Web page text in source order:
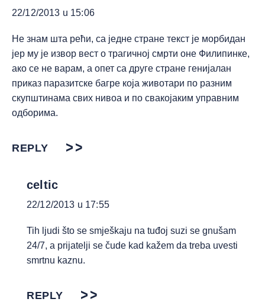
22/12/2013 u 15:06
Не знам шта рећи, са једне стране текст је морбидан
јер му је извор вест о трагичној смрти оне Филипинке,
ако се не варам, а опет са друге стране генијалан
приказ паразитске багре која животари по разним
скупштинама свих нивоа и по свакојаким управним
одборима.
REPLY
celtic
22/12/2013 u 17:55
Tih ljudi što se smješkaju na tuđoj suzi se gnušam
24/7, a prijatelji se čude kad kažem da treba uvesti
smrtnu kaznu.
REPLY